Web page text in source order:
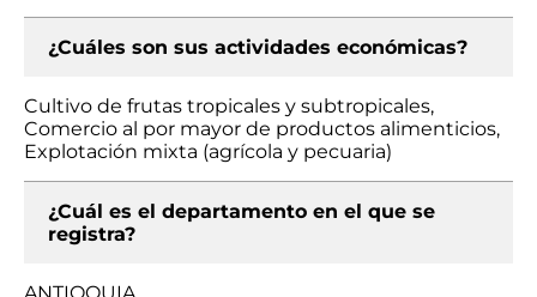
¿Cuáles son sus actividades económicas?
Cultivo de frutas tropicales y subtropicales,
Comercio al por mayor de productos alimenticios,
Explotación mixta (agrícola y pecuaria)
¿Cuál es el departamento en el que se
registra?